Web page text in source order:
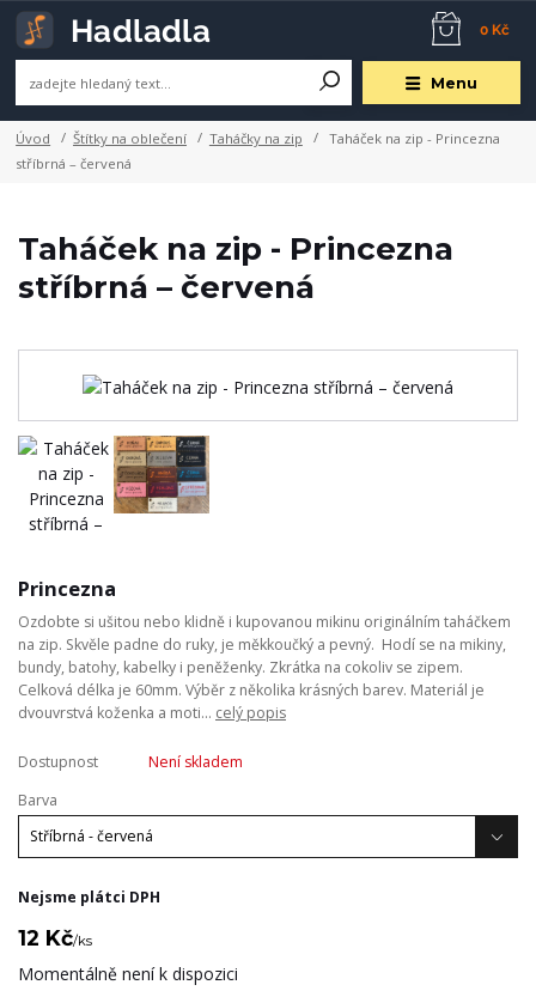
Menu
0 Kč
Úvod Štítky na oblečení Taháčky na zip
Taháček na zip - Princezna
stříbrná – červená
Taháček na zip - Princezna
stříbrná – červená
Princezna
Ozdobte si ušitou nebo klidně i kupovanou mikinu originálním taháčkem
na zip. Skvěle padne do ruky, je měkkoučký a pevný. Hodí se na mikiny,
bundy, batohy, kabelky i peněženky. Zkrátka na cokoliv se zipem.
Celková délka je 60mm. Výběr z několika krásných barev. Materiál je
dvouvrstvá koženka a moti... celý popis
Dostupnost
Není skladem
Barva
Nejsme plátci DPH
12 Kč/ks
Momentálně není k dispozici